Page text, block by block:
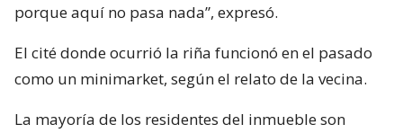
porque aquí no pasa nada”, expresó.
El cité donde ocurrió la riña funcionó en el pasado
como un minimarket, según el relato de la vecina.
La mayoría de los residentes del inmueble son